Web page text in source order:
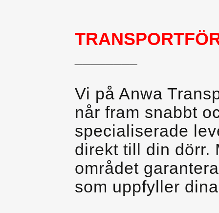
Vi på Anwa
når fram snabbt
specialiserade
direkt till din dörr.
området
som uppfyller